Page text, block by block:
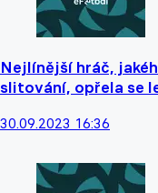
Nejlínější hráč,
slitování, opřela se
30.09.2023 16:36